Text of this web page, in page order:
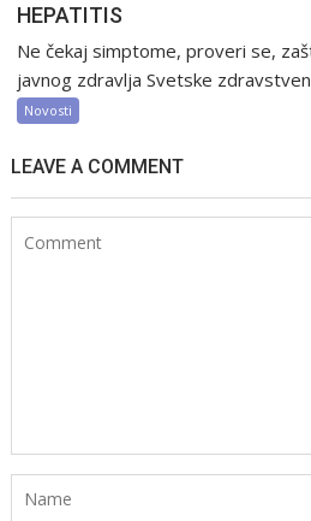
HEPATITIS
Ne čekaj simptome, proveri se,
javnog zdravlja Svetske
Novosti
LEAVE A COMMENT